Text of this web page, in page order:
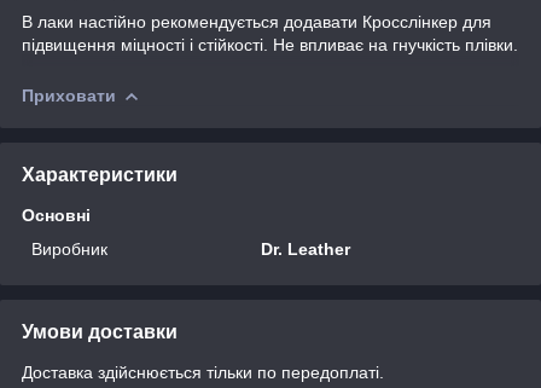
В лаки настійно рекомендується додавати Кросслінкер для
підвищення міцності і стійкості. Не впливає на гнучкість плівки.
Приховати
Характеристики
Основні
Виробник
Dr. Leather
Умови доставки
Доставка здійснюється тільки по передоплаті.